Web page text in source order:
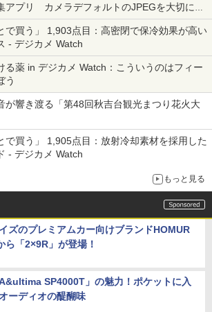
アプリ カメラデフォルトのJPEGを大切にす
で買う」 1,903点目：高密閉で保冷効果が高い
- デジカメ Watch
る薬 in デジカメ Watch：こういうのはフィー
う
が響き渡る「第48回秋吉台観光まつり花火大
で買う」 1,905点目：放射冷却素材を採用した
- デジカメ Watch
もっと見る
ズのプレミアムカー向けブランドHOMUR
ら「2×9R」が登場！
A&ultima SP4000T」の魅力！ポケットに入
ーディオの醍醐味